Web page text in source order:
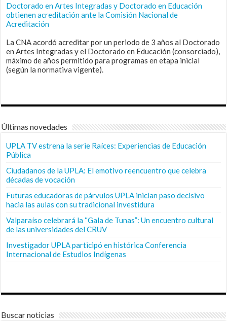
Doctorado en Artes Integradas y Doctorado en Educación
obtienen acreditación ante la Comisión Nacional de
Acreditación
La CNA acordó acreditar por un periodo de 3 años al Doctorado
en Artes Integradas y el Doctorado en Educación (consorciado),
máximo de años permitido para programas en etapa inicial
(según la normativa vigente).
Últimas novedades
UPLA TV estrena la serie Raíces: Experiencias de Educación
Pública
Ciudadanos de la UPLA: El emotivo reencuentro que celebra
décadas de vocación
Futuras educadoras de párvulos UPLA inician paso decisivo
hacia las aulas con su tradicional investidura
Valparaíso celebrará la “Gala de Tunas”: Un encuentro cultural
de las universidades del CRUV
Investigador UPLA participó en histórica Conferencia
Internacional de Estudios Indígenas
Buscar noticias